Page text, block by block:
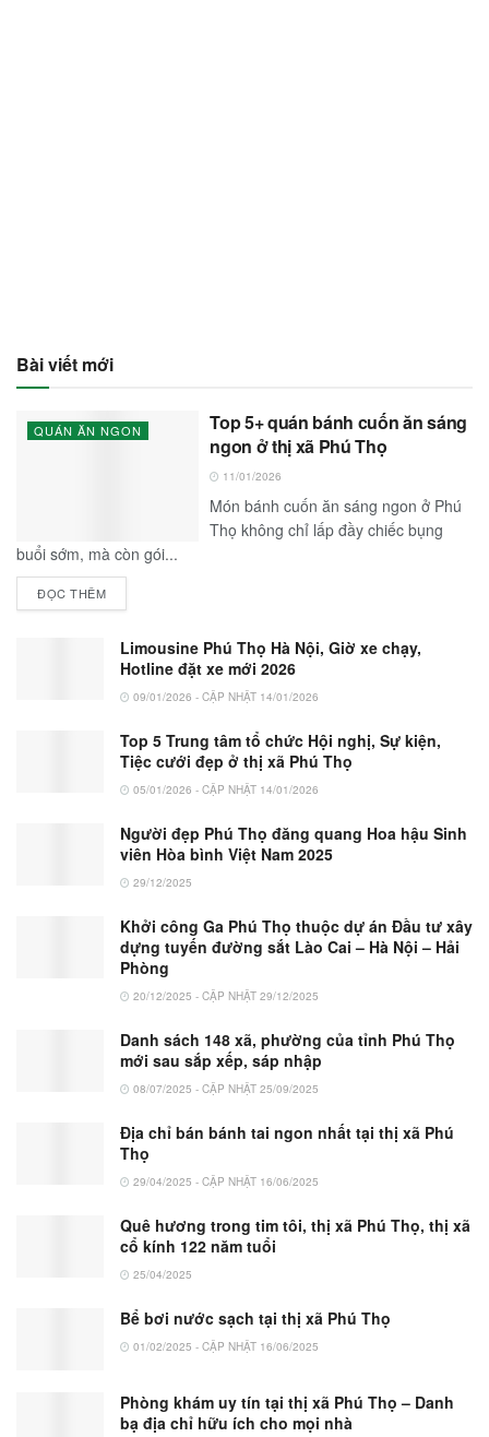
Bài viết mới
QUÁN ĂN NGON
Top 5+ quán bánh cuốn ăn sáng
ngon ở thị xã Phú Thọ
11/01/2026
Món bánh cuốn ăn sáng ngon ở Phú
Thọ không chỉ lấp đầy chiếc bụng
buổi sớm, mà còn gói...
ĐỌC THÊM
Limousine Phú Thọ Hà Nội, Giờ xe chạy,
Hotline đặt xe mới 2026
09/01/2026 - CẬP NHẬT 14/01/2026
Top 5 Trung tâm tổ chức Hội nghị, Sự kiện,
Tiệc cưới đẹp ở thị xã Phú Thọ
05/01/2026 - CẬP NHẬT 14/01/2026
Người đẹp Phú Thọ đăng quang Hoa hậu Sinh
viên Hòa bình Việt Nam 2025
29/12/2025
Khởi công Ga Phú Thọ thuộc dự án Đầu tư xây
dựng tuyến đường sắt Lào Cai – Hà Nội – Hải
Phòng
20/12/2025 - CẬP NHẬT 29/12/2025
Danh sách 148 xã, phường của tỉnh Phú Thọ
mới sau sắp xếp, sáp nhập
08/07/2025 - CẬP NHẬT 25/09/2025
Địa chỉ bán bánh tai ngon nhất tại thị xã Phú
Thọ
29/04/2025 - CẬP NHẬT 16/06/2025
Quê hương trong tim tôi, thị xã Phú Thọ, thị xã
cổ kính 122 năm tuổi
25/04/2025
Bể bơi nước sạch tại thị xã Phú Thọ
01/02/2025 - CẬP NHẬT 16/06/2025
Phòng khám uy tín tại thị xã Phú Thọ – Danh
bạ địa chỉ hữu ích cho mọi nhà